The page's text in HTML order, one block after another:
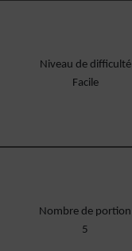
Niveau de difficulté
Facile
Nombre de portion
5